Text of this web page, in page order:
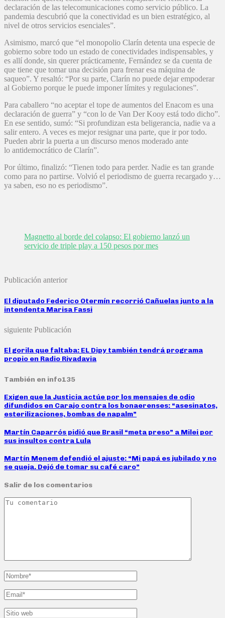
declaración de las telecomunicaciones como servicio público. La
pandemia descubrió que la conectividad es un bien estratégico, al
nivel de otros servicios esenciales”.
Asimismo, marcó que “el monopolio Clarín detenta una especie de
gobierno sobre todo un estado de conectividades indispensables, y
es allí donde, sin querer prácticamente, Fernández se da cuenta de
que tiene que tomar una decisión para frenar esa máquina de
saqueo”. Y resaltó: “Por su parte, Clarín no puede dejar empoderar
al Gobierno porque le puede imponer límites y regulaciones”.
Para caballero “no aceptar el tope de aumentos del Enacom es una
declaración de guerra” y “con lo de Van Der Kooy está todo dicho”.
En ese sentido, sumó: “Si profundizan esta beligerancia, nadie va a
salir entero. A veces es mejor resignar una parte, que ir por todo.
Pueden abrir la puerta a un discurso menos moderado ante
lo antidemocrático de Clarín”.
Por último, finalizó: “Tienen todo para perder. Nadie es tan grande
como para no partirse. Volvió el periodismo de guerra recargado y…
ya saben, eso no es periodismo”.
Magnetto al borde del colapso: El gobierno lanzó un
servicio de triple play a 150 pesos por mes
Publicación anterior
El diputado Federico Otermín recorrió Cañuelas junto a la
intendenta Marisa Fassi
siguiente Publicación
El gorila que faltaba: EL Dipy también tendrá programa
propio en Radio Rivadavia
También en info135
Exigen que la Justicia actúe por los mensajes de odio
difundidos en Carajo contra los bonaerenses: “asesinatos,
esterilizaciones, bombas de napalm”
Martín Caparrós pidió que Brasil “meta preso” a Milei por
sus insultos contra Lula
Martín Menem defendió el ajuste: “Mi papá es jubilado y no
se queja. Dejó de tomar su café caro”
Salir de los comentarios